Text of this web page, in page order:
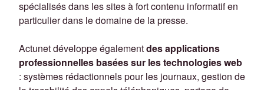
spécialisés dans les sites à fort contenu informatif en
particulier dans le domaine de la presse.
Actunet développe égalementdes applications
professionnelles basées sur les technologies web
: systèmes rédactionnels pour les journaux, gestion de